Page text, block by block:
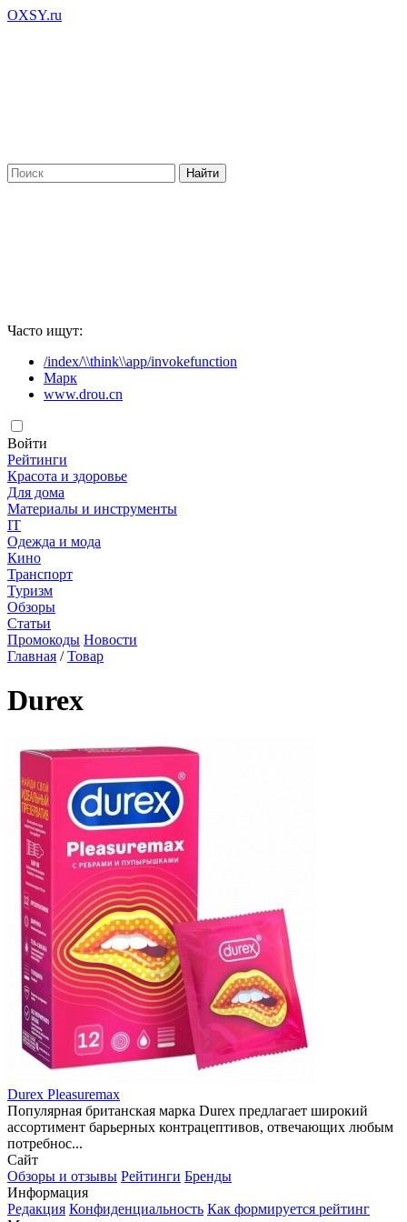
OXSY.ru
Часто ищут:
/index/\\think\\app/invokefunction
Марк
www.drou.cn
Войти
Рейтинги
Красота и здоровье
Для дома
Материалы и инструменты
IT
Одежда и мода
Кино
Транспорт
Туризм
Обзоры
Статьи
Промокоды Новости
Главная /Товар
Durex
Durex Pleasuremax
Популярная британская марка Durex предлагает широкий
ассортимент барьерных контрацептивов, отвечающих любым
потребнос...
Сайт
Обзоры и отзывы Рейтинги Бренды
Информация
Редакция Конфиденциальность Как формируется рейтинг